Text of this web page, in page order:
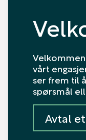
vårt
ser frem til
spørsmål
Avtal